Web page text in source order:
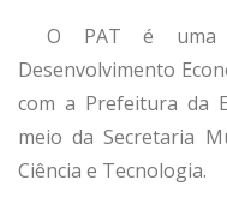
O PAT é uma
Desenvolvimento
com a Prefeitura da
meio da Secretaria
Ciência e Tecnologia.